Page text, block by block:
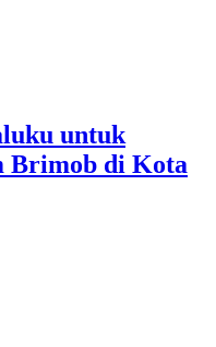
untuk
Brimob di Kota